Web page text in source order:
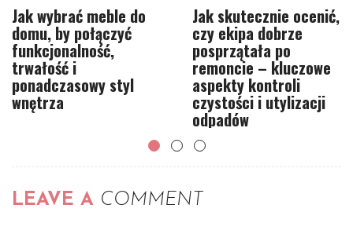
Jak wybrać meble do
domu, by połączyć
funkcjonalność,
trwałość i
ponadczasowy styl
wnętrza
Jak skutecznie ocenić,
czy ekipa dobrze
posprzątała po
remoncie – kluczowe
aspekty kontroli
czystości i utylizacji
odpadów
LEAVE A COMMENT